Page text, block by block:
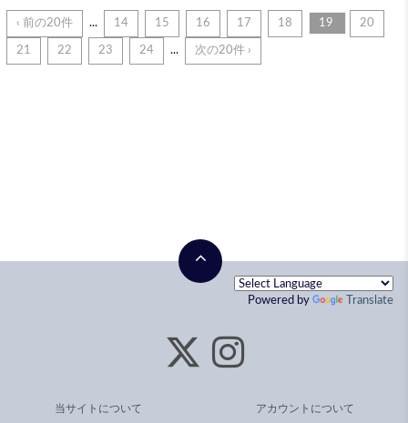
‹ 前の20件 ... 14 15 16 17 18 19 20
21 22 23 24 ... 次の20件 ›
Powered by Translate
当サイトについて アカウントについて